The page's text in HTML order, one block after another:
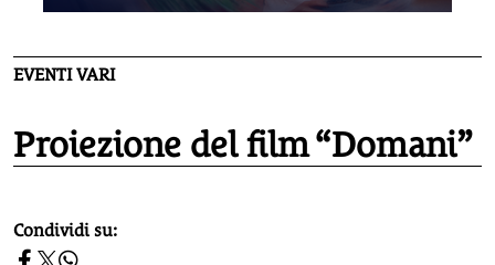
EVENTI VARI
Proiezione del film “Domani”
homepage h2
Condividi su: